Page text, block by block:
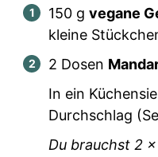
150 g vegane
kleine
2 Dosen
In ein
Durchschlag
Du brauchst 2 x